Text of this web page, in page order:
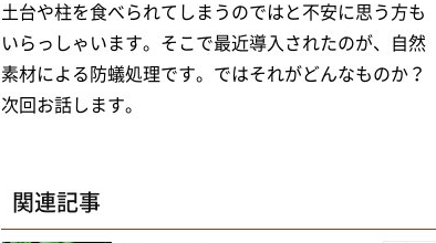
土台や柱を食べられてしまうのではと不安に思う方も
いらっしゃいます。そこで最近導入されたのが、自然
素材による防蟻処理です。ではそれがどんなものか？
次回お話します。
関連記事